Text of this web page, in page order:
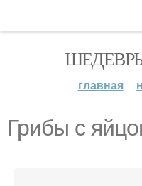
главная
Грибы с